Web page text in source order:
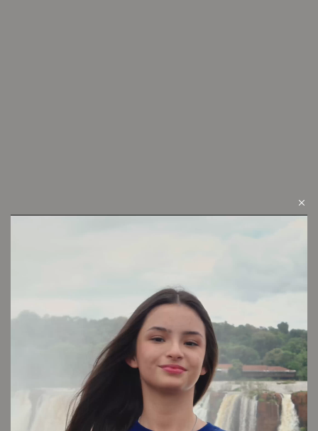
LOOK 16
Cambios y devoluciones
Envío sin cargo